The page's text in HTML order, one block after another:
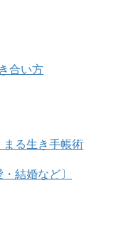
合い方
まる生き手帳術
結婚など〕